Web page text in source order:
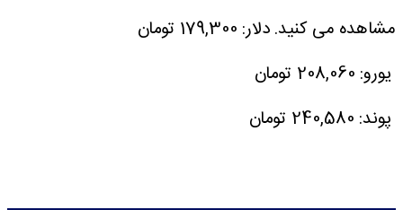
مشاهده می کنید.دلار: 179,300 تومان
یورو: 208,060 تومان
پوند: 240,580 تومان